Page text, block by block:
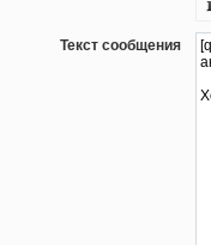
Текст сообщения